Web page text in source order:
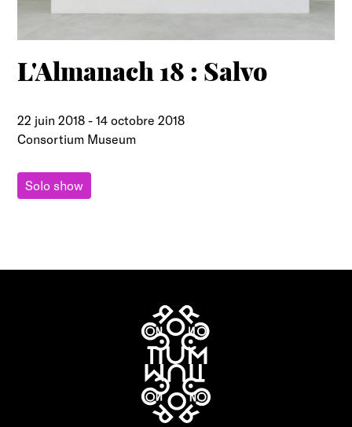
L'Almanach 18 : Salvo
22 juin 2018 -14 octobre 2018
Consortium Museum
Solo show